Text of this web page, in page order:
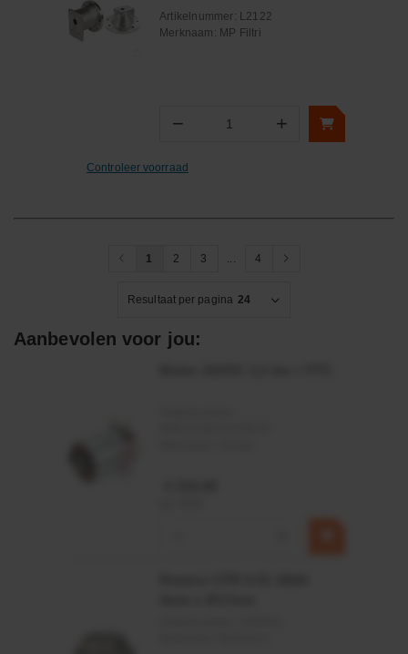
Artikelnummer: L2122
Merknaam: MP Filtri
− Aantal +
Controleer voorraad
1 2 3 ... 4
Resultaat per pagina 24
Aanbevolen voor jou: